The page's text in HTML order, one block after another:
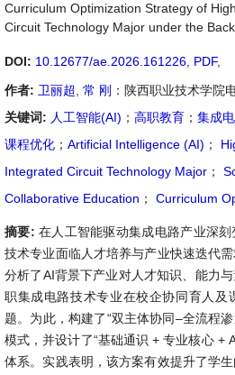
Curriculum Optimization Strategy of
Circuit Technology Major under the
DOI: 10.12677/ae.2026.161226 PDF,
作者: 卫丽超 常 刚 ：陕西职业技术学院
关键词: 人工智能(AI) ； 高职教育 ； 集成
课程优化 ； Artificial Intelligence (AI) ；
Integrated Circuit Technology Major ；
Collaborative Education ； Curriculum
摘要: 在人工智能驱动集成电路产业深
技术专业面临人才培养与产业快速迭代
分析了AI背景下产业对人才知识、能力
职集成电路技术专业在校企协同育人及
题。为此，构建了“双主体协同–全流程
模式，并设计了“基础通识 + 专业核心 +
体系。实践表明，该方案有效提升了学